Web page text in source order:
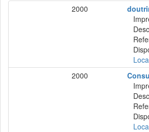
2000
2000